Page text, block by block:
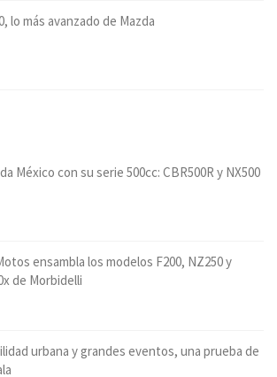
lo más avanzado de Mazda
México con su serie 500cc: CBR500R y NX500
ensambla los modelos F200, NZ250 y
de Morbidelli
urbana y grandes eventos, una prueba de